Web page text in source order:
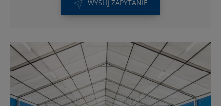
WYŚLIJ ZAPYTANIE